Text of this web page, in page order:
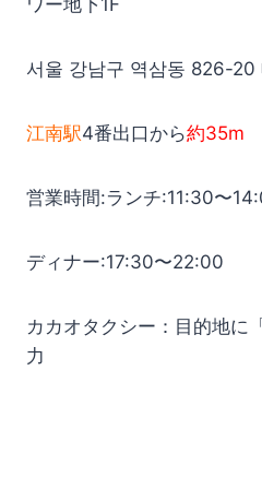
ワー地下1F
서울 강남구 역삼동 826-20
江南駅4番出口から約35m
営業時間:ランチ:11:30〜
ディナー:17:30〜22:00
カカオタクシー：目的地に「
力